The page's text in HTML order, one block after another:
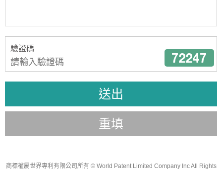
驗證碼
送出
重填
商標權屬世界專利有限公司所有© World Patent Limited Company Inc All Rights